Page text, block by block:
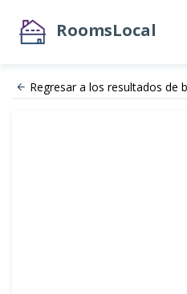
RoomsLocal
Regresar a los resultados de